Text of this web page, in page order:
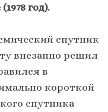
год).
спутник
внезапно решил
в
короткой
спутника